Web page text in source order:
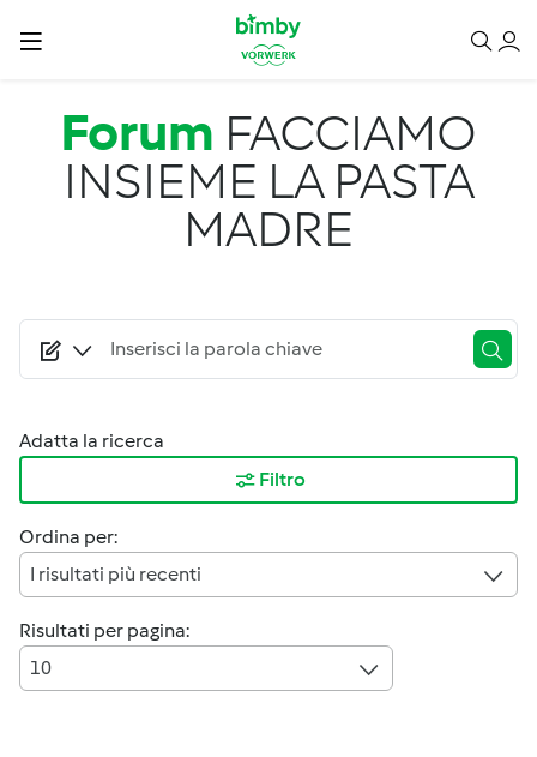
Salta al contenuto principale
Forum FACCIAMO
INSIEME LA PASTA
MADRE
Adatta la ricerca
Filtro
Ordina per:
I risultati più recenti
Risultati per pagina:
10